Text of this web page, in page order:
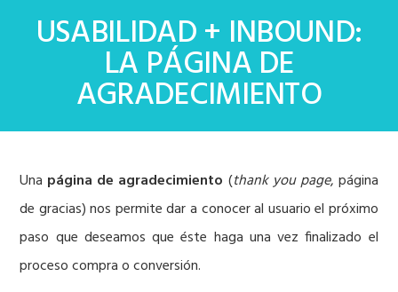
USABILIDAD + INBOUND:
LA PÁGINA DE
AGRADECIMIENTO
Una página de agradecimiento (thank you page, página
de gracias) nos permite dar a conocer al usuario el próximo
paso que deseamos que éste haga una vez finalizado el
proceso compra o conversión.